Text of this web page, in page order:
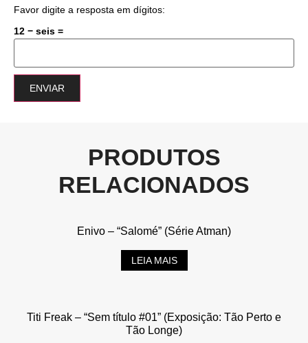
Favor digite a resposta em dígitos:
12 − seis =
PRODUTOS
RELACIONADOS
Enivo – “Salomé” (Série Atman)
LEIA MAIS
Titi Freak – “Sem título #01” (Exposição: Tão Perto e
Tão Longe)